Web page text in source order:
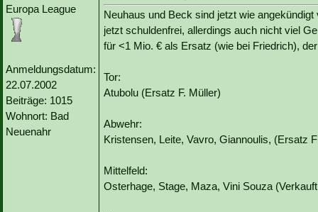
Europa League
Anmeldungsdatum:
22.07.2002
Beiträge: 1015
Wohnort: Bad
Neuenahr
Neuhaus und Beck sind jetzt wie
jetzt schuldenfrei, allerdings auch nicht viel
für <1 Mio. € als Ersatz (wie bei Friedrich),
Tor:
Atubolu (Ersatz F. Müller)
Abwehr:
Kristensen, Leite, Vavro, Giannoulis, (Ersatz
Mittelfeld:
Osterhage, Stage, Maza, Vini Souza